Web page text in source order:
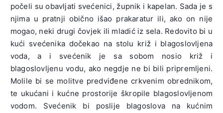
počeli su obavljati svećenici, župnik i kapelan. Sada je s
njima u pratnji obično išao prakaratur ili, ako on nije
mogao, neki drugi čovjek ili mladić iz sela. Redovito bi u
kući svećenika dočekao na stolu križ i blagoslovljena
voda, a i svećenik je sa sobom nosio križ i
blagoslovljenu vodu, ako negdje ne bi bili pripremljeni.
Molile bi se molitve predviđene crkvenim obrednikom,
te ukućani i kućne prostorije škropile blagoslovljenom
vodom. Svećenik bi poslije blagoslova na kućnim